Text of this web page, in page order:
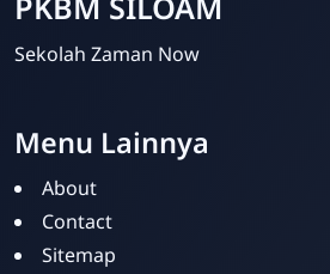
Sekolah Zaman Now
Menu Lainnya
About
Contact
Sitemap